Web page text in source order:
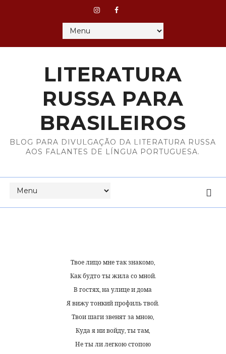
LITERATURA
RUSSA PARA
BRASILEIROS
BLOG PARA DIVULGAÇÃO DA LITERATURA RUSSA
AOS FALANTES DE LÍNGUA PORTUGUESA.
Твое лицо мне так знакомо,
Как будто ты жила со мной.
В гостях, на улице и дома
Я вижу тонкий профиль твой.
Твои шаги звенят за мною,
Куда я ни войду, ты там,
Не ты ли легкою стопою